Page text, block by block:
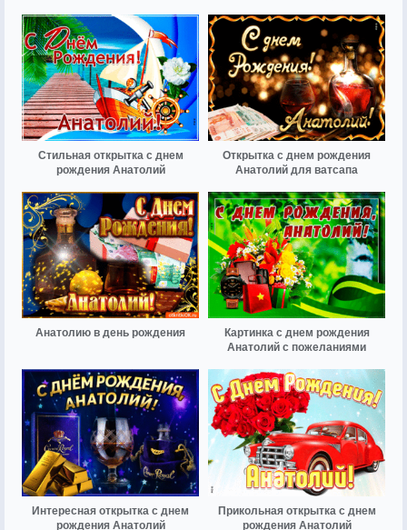
Стильная открытка с днем
рождения Анатолий
Открытка с днем рождения
Анатолий для ватсапа
Анатолию в день рождения
Картинка с днем рождения
Анатолий с пожеланиями
Интересная открытка с днем
рождения Анатолий
Прикольная открытка с днем
рождения Анатолий